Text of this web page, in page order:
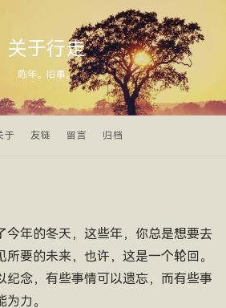
关于行走
陈年。旧事。
于 友链 留言 归档
今年的冬天，这些年，你总是想要去
要的未来，也许，这是一个轮回。
纪念，有些事情可以遗忘，而有些事
力。